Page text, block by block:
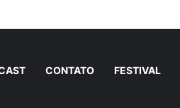
fraternidade
CONTATO FESTIVAL